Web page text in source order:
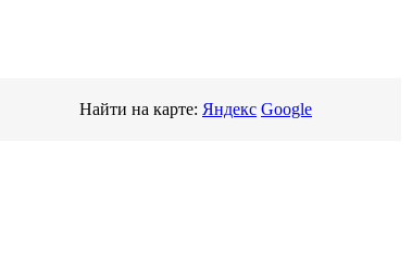
Найти на карте: Яндекс Google